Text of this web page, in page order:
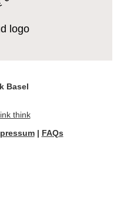
Basel
think
| FAQs